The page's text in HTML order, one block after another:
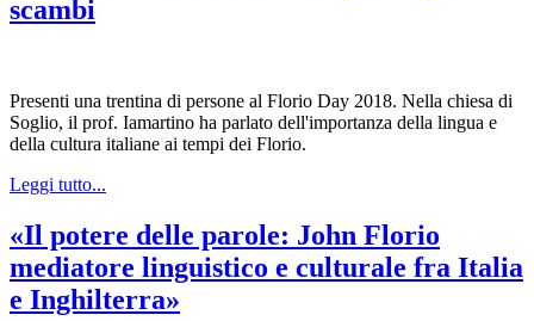
scambi
Presenti una trentina di persone al Florio Day 2018. Nella chiesa di
Soglio, il prof. Iamartino ha parlato dell'importanza della lingua e
della cultura italiane ai tempi dei Florio.
Leggi tutto...
«Il potere delle parole: John Florio
mediatore linguistico e culturale fra Italia
e Inghilterra»